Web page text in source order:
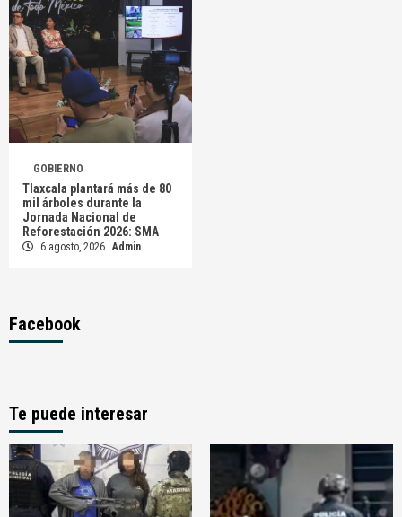
GOBIERNO
Tlaxcala plantará más de 80
mil árboles durante la
Jornada Nacional de
Reforestación 2026: SMA
6 agosto, 2026 Admin
Facebook
Te puede interesar